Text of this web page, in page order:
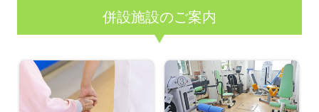
併設施設のご案内